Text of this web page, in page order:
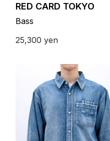
RED CARD TOKYO
Bass
25,300 yen